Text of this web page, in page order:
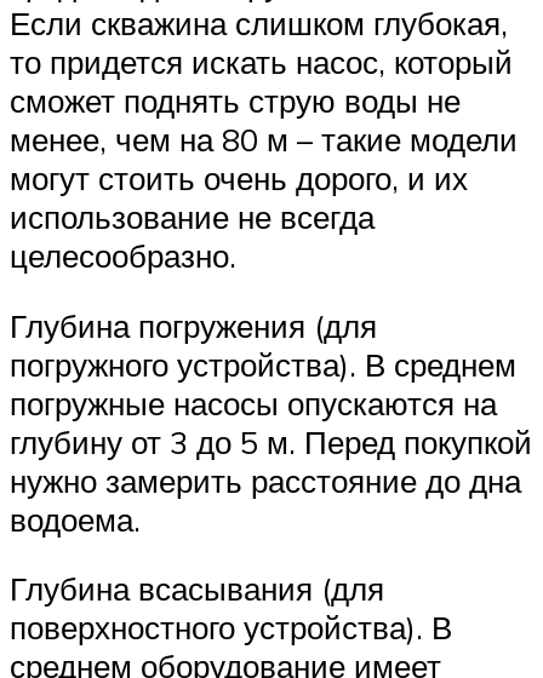
Если скважина слишком глубокая,
то придется искать насос, который
сможет поднять струю воды не
менее, чем на 80 м – такие модели
могут стоить очень дорого, и их
использование не всегда
целесообразно.
Глубина погружения (для
погружного устройства). В среднем
погружные насосы опускаются на
глубину от 3 до 5 м. Перед покупкой
нужно замерить расстояние до дна
водоема.
Глубина всасывания (для
поверхностного устройства). В
среднем оборудование имеет